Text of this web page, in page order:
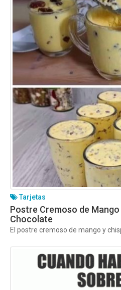
Tarjetas
Postre Cremoso de Mango
Chocolate
El postre cremoso de mango y